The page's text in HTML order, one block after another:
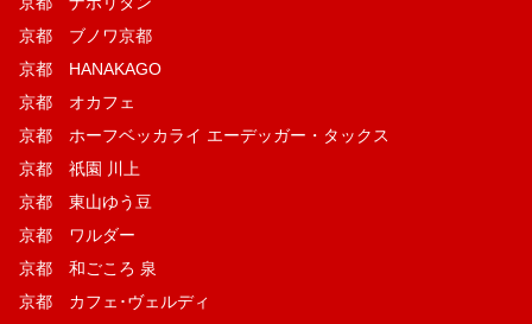
京都 ブノワ京都
京都 HANAKAGO
京都 オカフェ
京都 ホーフベッカライ エーデッガー・タックス
京都 祇園 川上
京都 東山ゆう豆
京都 ワルダー
京都 和ごころ 泉
京都 カフェ･ヴェルディ